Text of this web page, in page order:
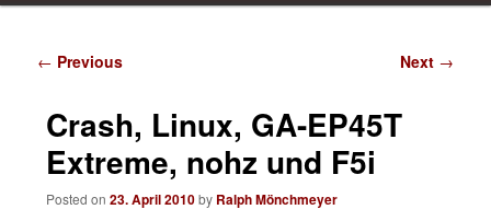
Post
← Previous Next →
Crash, Linux, GA-EP45T
Extreme, nohz und F5i
Posted on 23. April 2010by Ralph Mönchmeyer